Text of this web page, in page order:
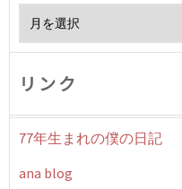
リンク
77年生まれの僕の日記
ana blog